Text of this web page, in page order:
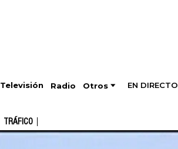
Televisión Radio Otros EN DIRECTO
TRÁFICO